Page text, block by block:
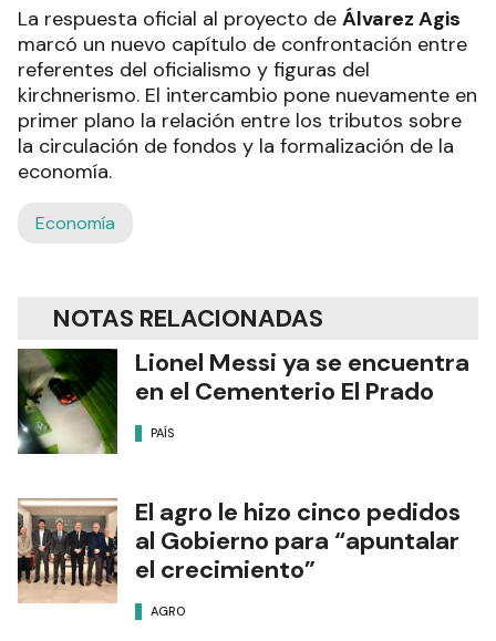
La respuesta oficial al proyecto de Álvarez Agis
marcó un nuevo capítulo de confrontación entre
referentes del oficialismo y figuras del
kirchnerismo. El intercambio pone nuevamente en
primer plano la relación entre los tributos sobre
la circulación de fondos y la formalización de la
economía.
Economía
NOTAS RELACIONADAS
Lionel Messi ya se encuentra
en el Cementerio El Prado
PAÍS
El agro le hizo cinco pedidos
al Gobierno para “apuntalar
el crecimiento”
AGRO